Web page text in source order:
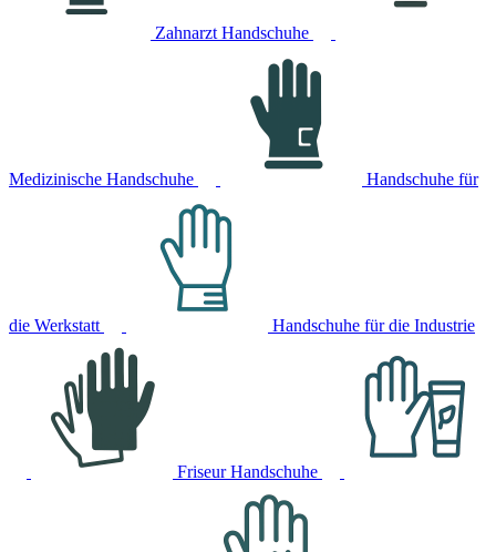
Zahnarzt Handschuhe
Medizinische Handschuhe Handschuhe für
die Werkstatt Handschuhe für die Industrie
Friseur Handschuhe